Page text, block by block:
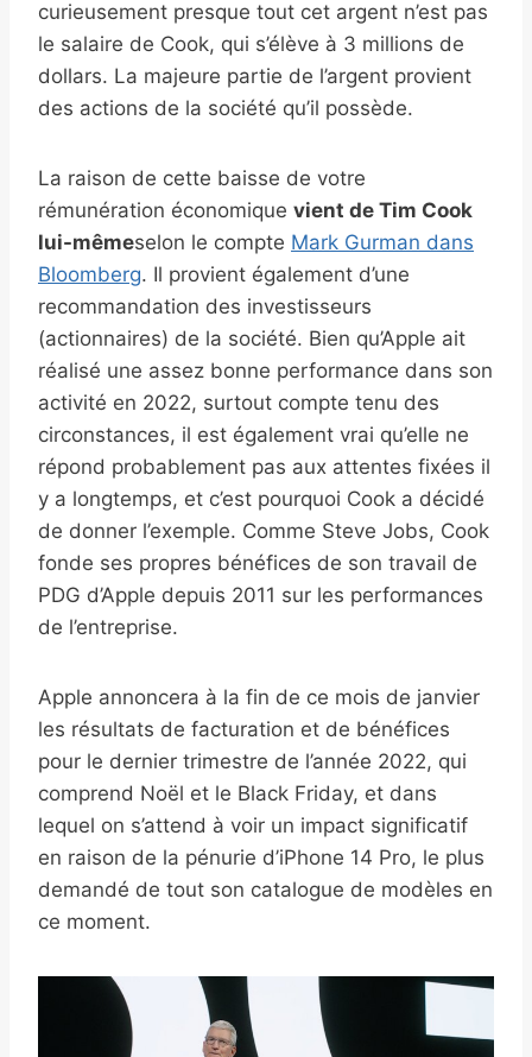
curieusement presque tout cet argent n’est pas
le salaire de Cook, qui s’élève à 3 millions de
dollars. La majeure partie de l’argent provient
des actions de la société qu’il possède.
La raison de cette baisse de votre
rémunération économique vient de Tim Cook
lui-mêmeselon le compte Mark Gurman dans
Bloomberg. Il provient également d’une
recommandation des investisseurs
(actionnaires) de la société. Bien qu’Apple ait
réalisé une assez bonne performance dans son
activité en 2022, surtout compte tenu des
circonstances, il est également vrai qu’elle ne
répond probablement pas aux attentes fixées il
y a longtemps, et c’est pourquoi Cook a décidé
de donner l’exemple. Comme Steve Jobs, Cook
fonde ses propres bénéfices de son travail de
PDG d’Apple depuis 2011 sur les performances
de l’entreprise.
Apple annoncera à la fin de ce mois de janvier
les résultats de facturation et de bénéfices
pour le dernier trimestre de l’année 2022, qui
comprend Noël et le Black Friday, et dans
lequel on s’attend à voir un impact significatif
en raison de la pénurie d’iPhone 14 Pro, le plus
demandé de tout son catalogue de modèles en
ce moment.